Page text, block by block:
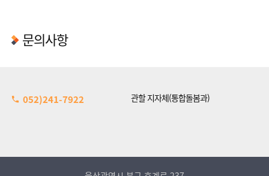
문의사항
052)241-7922 관할 지자체(통합돌봄과)